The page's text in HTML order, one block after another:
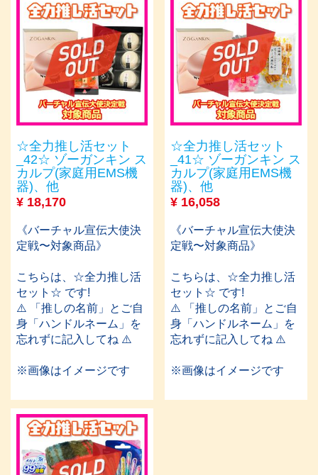
☆全力推し活セット
_42☆ ゾーガンキン ス
カルプ(家庭用EMS機
器)、他
¥ 18,170
《バーチャル宣伝大使決
定戦〜対象商品》
こちらは、☆全力推し活
セット☆ です!
⚠️ 「推しの名前」とご自
身「ハンドルネーム」を
忘れずに記入してね ⚠️
※画像はイメージです
☆全力推し活セット
_41☆ ゾーガンキン ス
カルプ(家庭⽤EMS機
器)、他
¥ 16,058
《バーチャル宣伝大使決
定戦〜対象商品》
こちらは、☆全力推し活
セット☆ です!
⚠️ 「推しの名前」とご自
身「ハンドルネーム」を
忘れずに記入してね ⚠️
※画像はイメージです